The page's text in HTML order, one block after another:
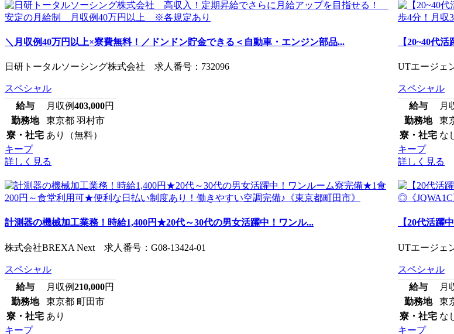
＼月収例40万円以上×寮費無料！／ドンドン貯金できる＜自動車・エンジン部品...
日研トータルソーシング株式会社 求人番号：732096
スペシャル
給与
月収例403,000円
勤務地
東京都 羽村市
寮・社宅 あり（無料）
キープ
詳しく見る
【20~40代
UTエージェ
スペシャル
給与
月
勤務地
東
寮・社宅 な
キープ
詳しく見る
計測器の機械加工業務！時給1,400円★20代～30代の男女活躍中！ワンル...
株式会社BREXA Next 求人番号：G08-13424-01
スペシャル
給与
月収例210,000円
勤務地
東京都 町田市
寮・社宅 あり
キープ
【20代活躍
UTエージェ
スペシャル
給与
月
勤務地
東
寮・社宅 な
キープ